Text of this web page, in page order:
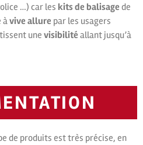
…) car les kits de balisage de
àvive allure par les usagers
une visibilité allant jusqu’à
de produits est très précise, en